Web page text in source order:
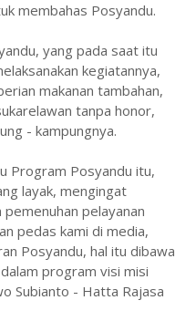
membahas Posyandu.
yang pada saat itu
kegiatannya,
makanan tambahan,
tanpa honor,
- kampungnya.
Program Posyandu itu,
layak, mengingat
pelayanan
pedas kami di media,
Posyandu, hal itu dibawa
program visi misi
Subianto - Hatta Rajasa